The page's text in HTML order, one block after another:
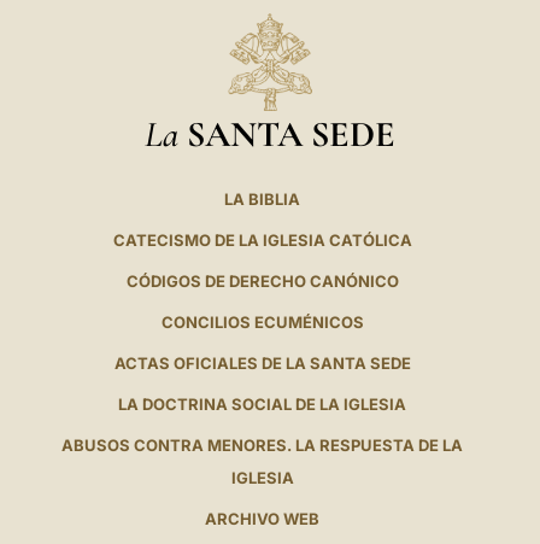
La SANTA SEDE
LA BIBLIA
CATECISMO DE LA IGLESIA CATÓLICA
CÓDIGOS DE DERECHO CANÓNICO
CONCILIOS ECUMÉNICOS
ACTAS OFICIALES DE LA SANTA SEDE
LA DOCTRINA SOCIAL DE LA IGLESIA
ABUSOS CONTRA MENORES. LA RESPUESTA DE LA
IGLESIA
ARCHIVO WEB